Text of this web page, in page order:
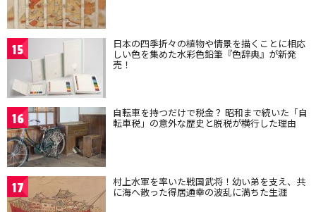
15 日本の四季折々の植物や情景を描くことに相応
しい色を集めた水彩色鉛筆『色辞典』が新発
売！
16 自転車を持つだけで税金？ 昭和まで続いた「自
転車税」の意外な歴史と脱税が横行した理由
17 村上水軍を率いた戦国武将！幼い弟を支え、共
に海へ散った得居通幸の波乱に満ちた生涯